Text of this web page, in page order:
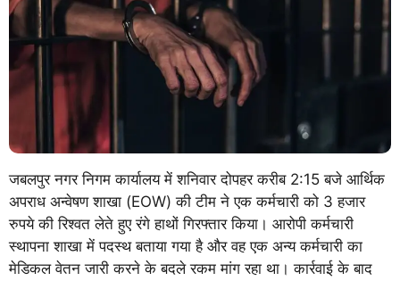
जबलपुर नगर निगम कार्यालय में शनिवार दोपहर करीब 2:15 बजे आर्थिक
अपराध अन्वेषण शाखा (EOW) की टीम ने एक कर्मचारी को 3 हजार
रुपये की रिश्वत लेते हुए रंगे हाथों गिरफ्तार किया। आरोपी कर्मचारी
स्थापना शाखा में पदस्थ बताया गया है और वह एक अन्य कर्मचारी का
मेडिकल वेतन जारी करने के बदले रकम मांग रहा था। कार्रवाई के बाद